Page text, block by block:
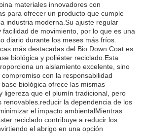
materiales innovadores con
para ofrecer un producto que cumple
industria moderna.Su ajuste regular
de movimiento, por lo que es una
diario durante los meses más fríos.
más destacadas del Bio Down Coat es
biológica y poliéster reciclado.Esta
un aislamiento excelente, sino
con la responsabilidad
biológica ofrece las mismas
ligereza que el plumín tradicional, pero
renovables.reducir la dependencia de los
el impacto ambientalMientras
reciclado contribuye a reducir los
el abrigo en una opción